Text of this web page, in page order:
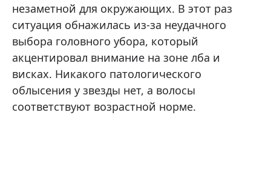
незаметной для окружающих. В этот раз
ситуация обнажилась из-за неудачного
выбора головного убора, который
акцентировал внимание на зоне лба и
висках. Никакого патологического
облысения у звезды нет, а волосы
соответствуют возрастной норме.